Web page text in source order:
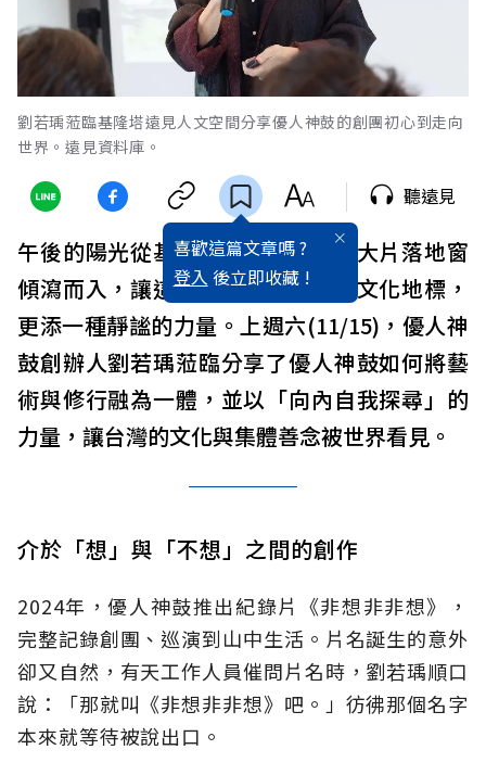
劉若瑀蒞臨基隆塔遠見人文空間分享優人神鼓的創團初心到走向
世界。遠見資料庫。
喜歡這篇文章嗎 ?
登入 後立即收藏 !
聽遠見
午後的陽光從基隆塔遠見人文空間大片落地窗
傾瀉而入，讓這座落坐於山海城的文化地標，
更添一種靜謐的力量。上週六(11/15)，優人神
鼓創辦人劉若瑀蒞臨分享了優人神鼓如何將藝
術與修行融為一體，並以「向內自我探尋」的
力量，讓台灣的文化與集體善念被世界看見。
介於「想」與「不想」之間的創作
2024年，優人神鼓推出紀錄片《非想非非想》，
完整記錄創團、巡演到山中生活。片名誕生的意外
卻又自然，有天工作人員催問片名時，劉若瑀順口
說：「那就叫《非想非非想》吧。」彷彿那個名字
本來就等待被說出口。